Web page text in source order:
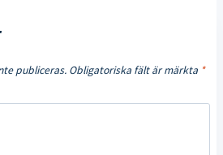
publiceras. Obligatoriska fält är märkta *